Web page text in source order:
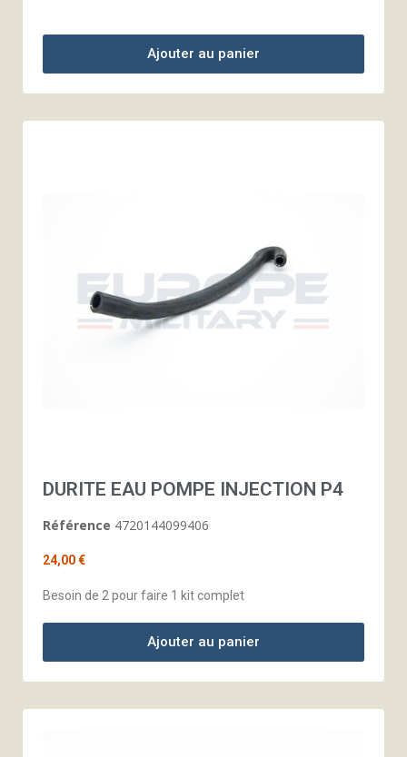
Ajouter au panier
DURITE EAU POMPE INJECTION P4
Référence 4720144099406
24,00 €
Besoin de 2 pour faire 1 kit complet
Ajouter au panier